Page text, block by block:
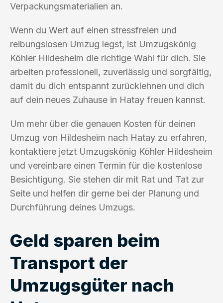
Verpackungsmaterialien an.
Wenn du Wert auf einen stressfreien und
reibungslosen Umzug legst, ist Umzugskönig
Köhler Hildesheim die richtige Wahl für dich. Sie
arbeiten professionell, zuverlässig und sorgfältig,
damit du dich entspannt zurücklehnen und dich
auf dein neues Zuhause in Hatay freuen kannst.
Um mehr über die genauen Kosten für deinen
Umzug von Hildesheim nach Hatay zu erfahren,
kontaktiere jetzt Umzugskönig Köhler Hildesheim
und vereinbare einen Termin für die kostenlose
Besichtigung. Sie stehen dir mit Rat und Tat zur
Seite und helfen dir gerne bei der Planung und
Durchführung deines Umzugs.
Geld sparen beim
Transport der
Umzugsgüter nach